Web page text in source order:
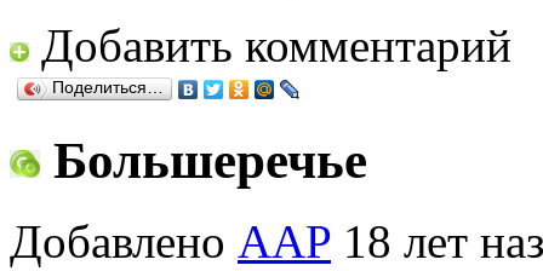
Добавить комментарий
Поделиться…
Большеречье
Добавлено AAP 18 лет